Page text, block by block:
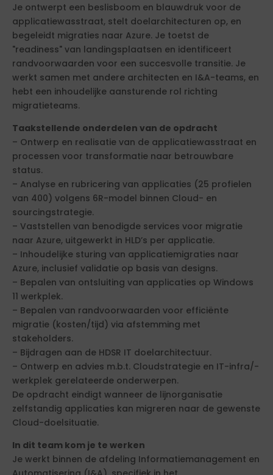
Je ontwerpt een beslisboom en blauwdruk voor de
applicatiewasstraat, stelt doelarchitecturen op, en
begeleidt migraties naar Azure. Je toetst de
"readiness" van landingsplaatsen en identificeert
randvoorwaarden voor een succesvolle transitie. Je
werkt samen met andere architecten en I&A-teams, en
hebt een inhoudelijke aansturende rol richting
migratieteams.
Taakstellende onderdelen van de opdracht
– Ontwerp en realisatie van de applicatiewasstraat en
processen voor transformatie naar betrouwbare
status.
– Analyse en rubricering van applicaties (25 profielen
van 400) volgens 6R-model binnen Cloud- en
sourcingstrategie.
– Vaststellen van benodigde services voor migratie
naar Azure, uitgewerkt in HLD’s per applicatie.
– Inhoudelijke sturing van applicatiemigraties naar
Azure, inclusief validatie op basis van designs.
– Bepalen van ontsluiting van applicaties op Windows
11 werkplek.
– Bepalen van randvoorwaarden voor efficiënte
migratie (kosten/tijd) via afstemming met
stakeholders.
– Bijdragen aan de HDSR IT doelarchitectuur.
– Ontwerp en advies m.b.t. Cloudstrategie en IT-infra/-
werkplek gerelateerde onderwerpen.
De opdracht eindigt wanneer de lijnorganisatie
zelfstandig applicaties kan migreren naar de gewenste
Cloud-doelsituatie.
In dit team kom je te werken
Je werkt binnen de afdeling Informatiemanagement en